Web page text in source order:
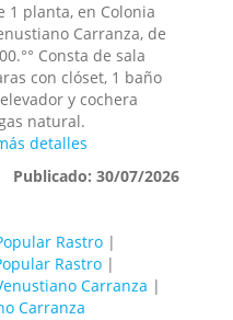
1 planta, en Colonia
Carranza, de
Consta de sala
con clóset, 1 baño
y cochera
natural.
detalles
Publicado: 30/07/2026
Rastro |
Rastro |
Carranza |
Carranza